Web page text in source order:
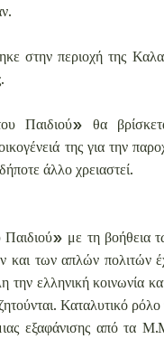
στην περιοχή της
Παιδιού» θα
της για την
άλλο χρειαστεί.
με τη βοήθεια
των απλών πολιτών
την ελληνική κοινωνία
Καταλυτικό
εξαφάνισης από τα